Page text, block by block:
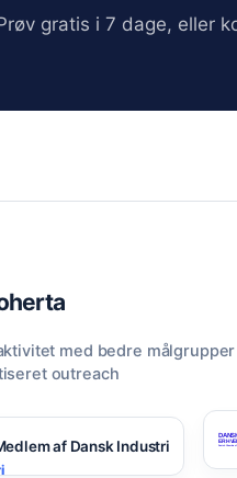
gratis i 7 dage, eller
med bedre
outreach
af Dansk Industri